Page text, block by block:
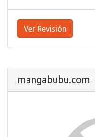
Ver Revisión
mangabubu.com